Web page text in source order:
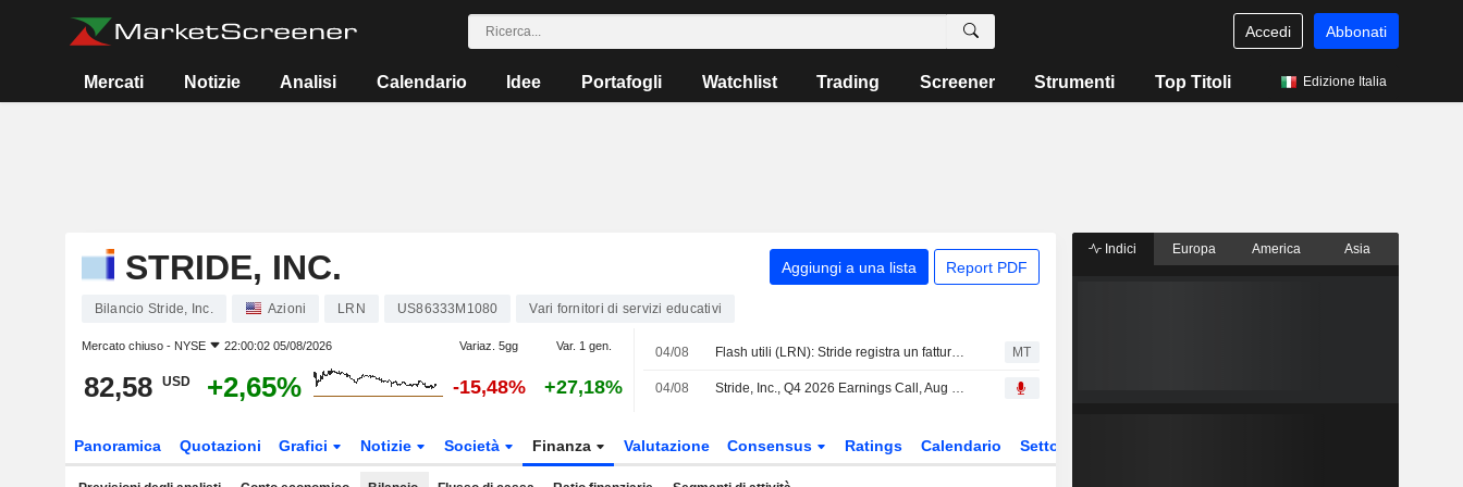
Accedi Abbonati
Mercati Notizie Analisi Calendario Idee Portafogli Watchlist Trading Screener Strumenti Top Titoli Edizione Italia
STRIDE, INC. Aggiungi a una lista Report PDF
Bilancio Stride, Inc. Azioni LRN US86333M1080 Vari fornitori di servizi educativi
Mercato chiuso - NYSE 22:00:02 05/08/2026 Variaz. 5gg Var. 1 gen.
82,58 USD +2,65% -15,48% +27,18%
04/08 Flash utili (LRN): Stride registra un fatturato nel quarto trimestre fiscale di 636,1 Mio USD, superando le stime di FactSet di 626,5 Mio USD MT
04/08 Stride, Inc., Q4 2026 Earnings Call, Aug 04, 2026
Panoramica Quotazioni Grafici Notizie Società Finanza Valutazione Consensus Ratings Calendario Settore
Indici Europa America Asia